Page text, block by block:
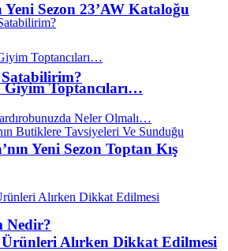
Satabilirim?
Nedir?
Sezon 23’AW Kataloğu
Giyim Toptancıları…
Yeni Sezon Toptan Kış
Alırken Dikkat Edilmesi